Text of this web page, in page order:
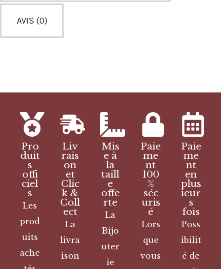
AVIS (0)
Pro
duit
s
offi
ciel
s
Les
prod
uits
ache
Liv
rais
on
et
Clic
k &
Coll
ect
La
livra
ison
Mis
e à
la
taill
e
offe
rte
La
Bijo
uter
ie
Paie
me
nt
100
%
séc
uris
é
Lors
que
vous
Paie
me
nt
en
plus
ieur
s
fois
Poss
ibilit
é de